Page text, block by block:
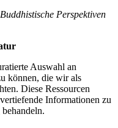
Perspektiven
Auswahl an
können, die wir als
Diese Ressourcen
Informationen zu